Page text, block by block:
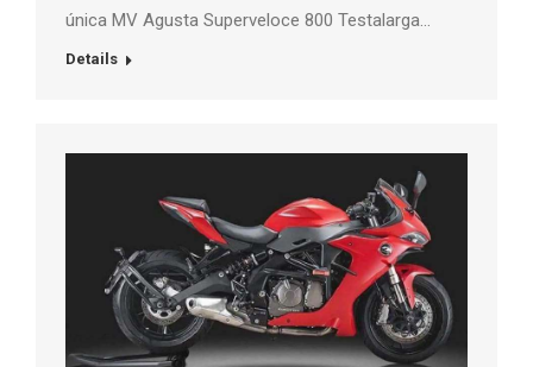
única MV Agusta Superveloce 800 Testalarga…
Details